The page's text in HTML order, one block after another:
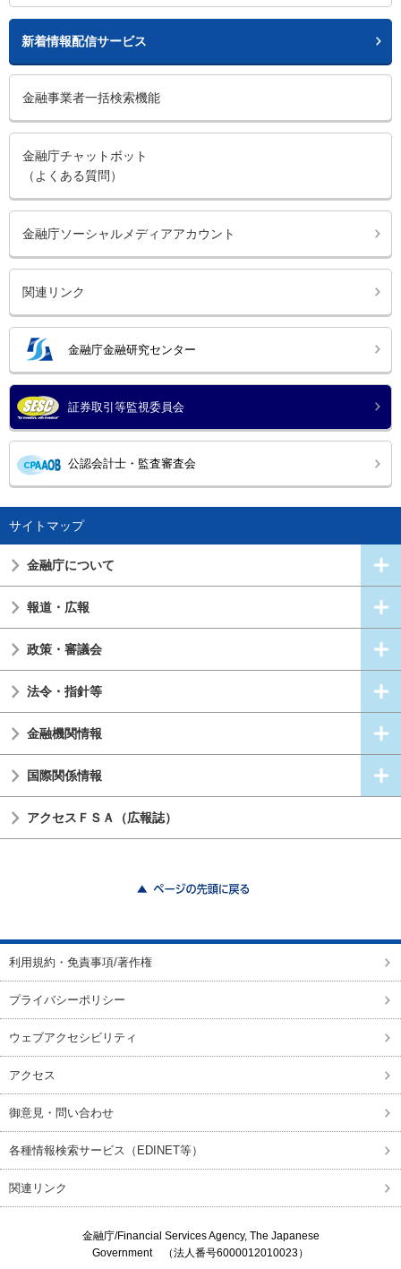
新着情報配信サービス
金融事業者一括検索機能
金融庁チャットボット
（よくある質問）
金融庁ソーシャルメディアアカウント
関連リンク
金融庁金融研究センター
証券取引等監視委員会
公認会計士・監査審査会
サイトマップ
金融庁について
報道・広報
政策・審議会
法令・指針等
金融機関情報
国際関係情報
アクセスＦＳＡ（広報誌）
利用規約・免責事項/著作権
プライバシーポリシー
ウェブアクセシビリティ
アクセス
御意見・問い合わせ
各種情報検索サービス（EDINET等）
関連リンク
金融庁/Financial Services Agency, The Japanese
Government（法人番号6000012010023）